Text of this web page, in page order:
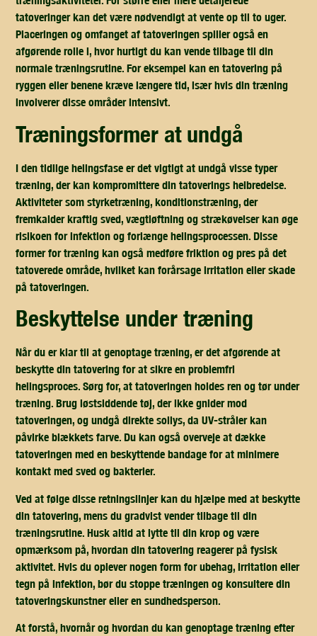
tatoveringer kan det være nødvendigt at vente op til to uger.
Placeringen og omfanget af tatoveringen spiller også en
afgørende rolle i, hvor hurtigt du kan vende tilbage til din
normale træningsrutine. For eksempel kan en tatovering på
ryggen eller benene kræve længere tid, især hvis din træning
involverer disse områder intensivt.
træningsformer at undgå
I den tidlige helingsfase er det vigtigt at undgå visse typer
træning, der kan kompromittere din tatoverings helbredelse.
Aktiviteter som styrketræning, konditionstræning, der
fremkalder kraftig sved, vægtløftning og strækøvelser kan øge
risikoen for infektion og forlænge helingsprocessen. Disse
former for træning kan også medføre friktion og pres på det
tatoverede område, hvilket kan forårsage irritation eller skade
på tatoveringen.
beskyttelse under træning
Når du er klar til at genoptage træning, er det afgørende at
beskytte din tatovering for at sikre en problemfri
helingsproces. Sørg for, at tatoveringen holdes ren og tør under
træning. Brug løstsiddende tøj, der ikke gnider mod
tatoveringen, og undgå direkte sollys, da UV-stråler kan
påvirke blækkets farve. Du kan også overveje at dække
tatoveringen med en beskyttende bandage for at minimere
kontakt med sved og bakterier.
Ved at følge disse retningslinjer kan du hjælpe med at beskytte
din tatovering, mens du gradvist vender tilbage til din
træningsrutine. Husk altid at lytte til din krop og være
opmærksom på, hvordan din tatovering reagerer på fysisk
aktivitet. Hvis du oplever nogen form for ubehag, irritation eller
tegn på infektion, bør du stoppe træningen og konsultere din
tatoveringskunstner eller en sundhedsperson.
At forstå, hvornår og hvordan du kan genoptage træning efter